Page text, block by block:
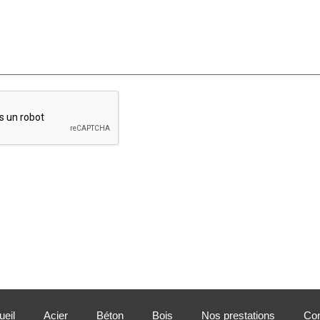
Acier Béton Bois Nos prestations